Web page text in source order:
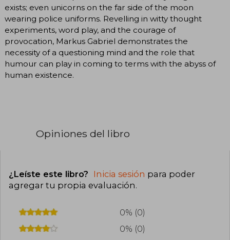
exists; even unicorns on the far side of the moon
wearing police uniforms. Revelling in witty thought
experiments, word play, and the courage of
provocation, Markus Gabriel demonstrates the
necessity of a questioning mind and the role that
humour can play in coming to terms with the abyss of
human existence.
Opiniones del libro
¿Leíste este libro? Inicia sesión para poder
agregar tu propia evaluación.
0% (0)
0% (0)